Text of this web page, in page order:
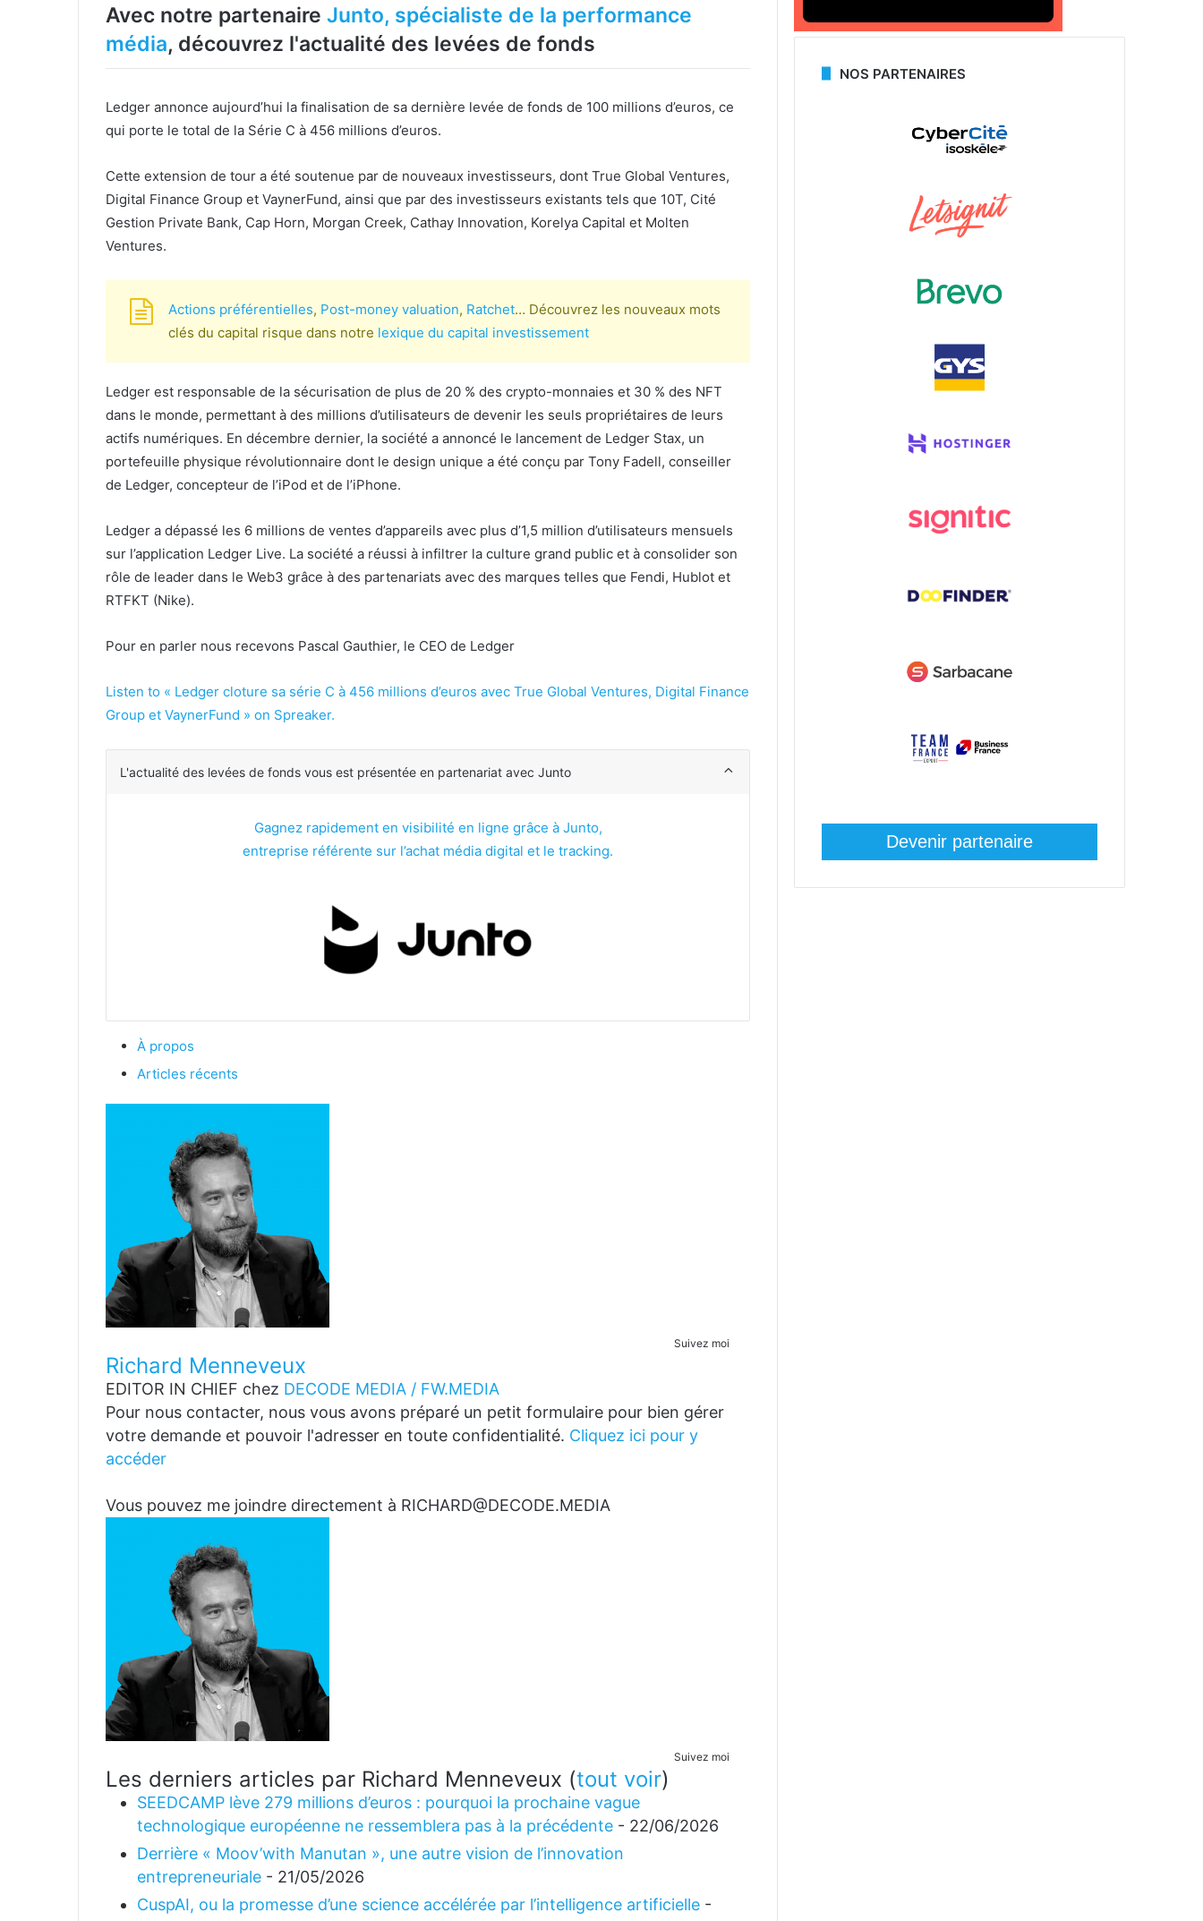
Avec notre partenaire Junto, spécialiste de la performance
média, découvrez l'actualité des levées de fonds
Ledger annonce aujourd’hui la finalisation de sa dernière levée de fonds de 100 millions d’euros, ce
qui porte le total de la Série C à 456 millions d’euros.
Cette extension de tour a été soutenue par de nouveaux investisseurs, dont True Global Ventures,
Digital Finance Group et VaynerFund, ainsi que par des investisseurs existants tels que 10T, Cité
Gestion Private Bank, Cap Horn, Morgan Creek, Cathay Innovation, Korelya Capital et Molten
Ventures.
Actions préférentielles, Post-money valuation, Ratchet… Découvrez les nouveaux mots
clés du capital risque dans notre lexique du capital investissement
Ledger est responsable de la sécurisation de plus de 20 % des crypto-monnaies et 30 % des NFT
dans le monde, permettant à des millions d’utilisateurs de devenir les seuls propriétaires de leurs
actifs numériques. En décembre dernier, la société a annoncé le lancement de Ledger Stax, un
portefeuille physique révolutionnaire dont le design unique a été conçu par Tony Fadell, conseiller
de Ledger, concepteur de l’iPod et de l’iPhone.
Ledger a dépassé les 6 millions de ventes d’appareils avec plus d’1,5 million d’utilisateurs mensuels
sur l’application Ledger Live. La société a réussi à infiltrer la culture grand public et à consolider son
rôle de leader dans le Web3 grâce à des partenariats avec des marques telles que Fendi, Hublot et
RTFKT (Nike).
Pour en parler nous recevons Pascal Gauthier, le CEO de Ledger
Listen to « Ledger cloture sa série C à 456 millions d’euros avec True Global Ventures, Digital Finance
Group et VaynerFund » on Spreaker.
L'actualité des levées de fonds vous est présentée en partenariat avec Junto
Gagnez rapidement en visibilité en ligne grâce à Junto,
entreprise référente sur l’achat média digital et le tracking.
À propos
Articles récents
Suivez moi
Richard Menneveux
EDITOR IN CHIEF chez DECODE MEDIA / FW.MEDIA
Pour nous contacter, nous vous avons préparé un petit formulaire pour bien gérer
votre demande et pouvoir l'adresser en toute confidentialité. Cliquez ici pour y
accéder
Vous pouvez me joindre directement à RICHARD@DECODE.MEDIA
Suivez moi
Les derniers articles par Richard Menneveux (tout voir)
SEEDCAMP lève 279 millions d’euros : pourquoi la prochaine vague
technologique européenne ne ressemblera pas à la précédente - 22/06/2026
Derrière « Moov’with Manutan », une autre vision de l’innovation
entrepreneuriale - 21/05/2026
CuspAI, ou la promesse d’une science accélérée par l’intelligence artificielle -
NOS PARTENAIRES
Devenir partenaire